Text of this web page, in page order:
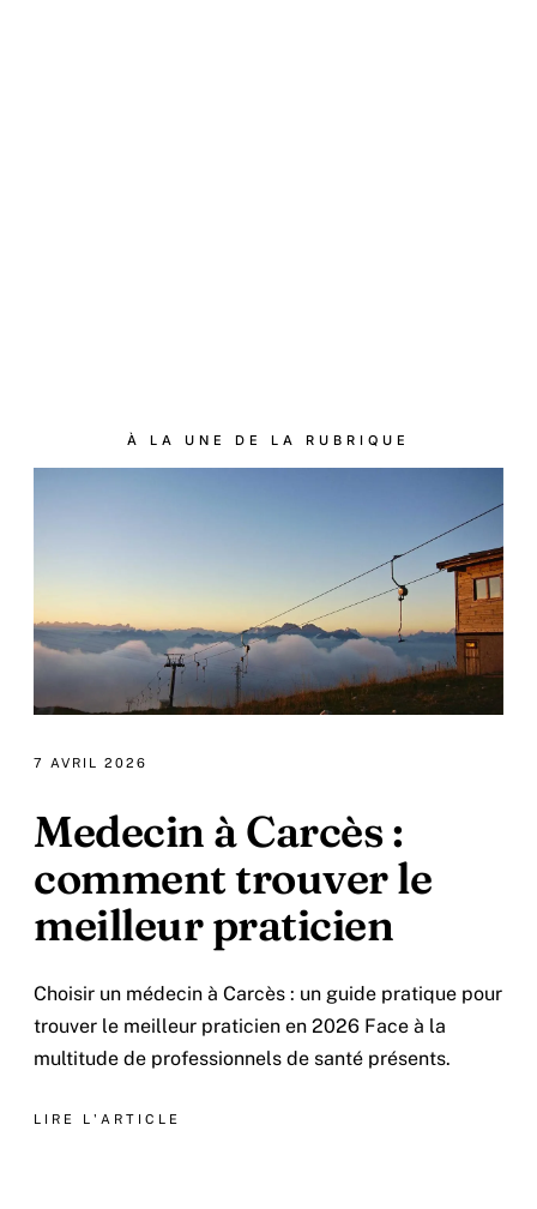
À LA UNE DE LA RUBRIQUE
7 AVRIL 2026
Medecin à Carcès :
comment trouver le
meilleur praticien
Choisir un médecin à Carcès : un guide pratique pour
trouver le meilleur praticien en 2026 Face à la
multitude de professionnels de santé présents.
LIRE L'ARTICLE